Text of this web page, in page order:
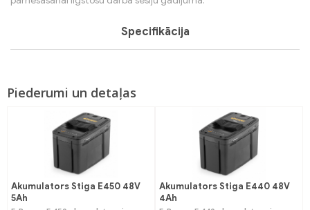
Specifikācija
Piederumi un detaļas
Akumulators Stiga E450 48V
5Ah
Akumulators Stiga E440 48V
4Ah